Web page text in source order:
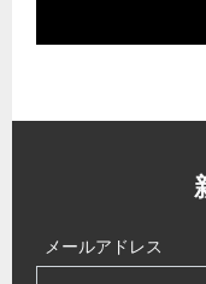
メールアドレス